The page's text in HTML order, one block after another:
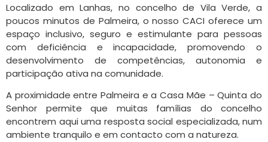
Localizado em Lanhas, no concelho de Vila Verde, a
poucos minutos de Palmeira, o nosso CACI oferece um
espaço inclusivo, seguro e estimulante para pessoas
com deficiência e incapacidade, promovendo o
desenvolvimento de competências, autonomia e
participação ativa na comunidade.
A proximidade entre Palmeira e a Casa Mãe – Quinta do
Senhor permite que muitas famílias do concelho
encontrem aqui uma resposta social especializada, num
ambiente tranquilo e em contacto com a natureza.